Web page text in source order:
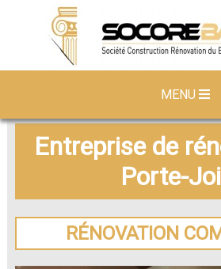
MENU
Entreprise de
Porte-
RÉNOVATION